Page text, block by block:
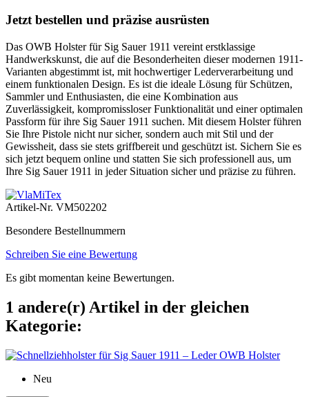
Jetzt bestellen und präzise ausrüsten
Das OWB Holster für Sig Sauer 1911 vereint erstklassige
Handwerkskunst, die auf die Besonderheiten dieser modernen 1911-
Varianten abgestimmt ist, mit hochwertiger Lederverarbeitung und
einem funktionalen Design. Es ist die ideale Lösung für Schützen,
Sammler und Enthusiasten, die eine Kombination aus
Zuverlässigkeit, kompromissloser Funktionalität und einer optimalen
Passform für ihre Sig Sauer 1911 suchen. Mit diesem Holster führen
Sie Ihre Pistole nicht nur sicher, sondern auch mit Stil und der
Gewissheit, dass sie stets griffbereit und geschützt ist. Sichern Sie es
sich jetzt bequem online und statten Sie sich professionell aus, um
Ihre Sig Sauer 1911 in jeder Situation sicher und präzise zu führen.
Artikel-Nr. VM502202
Besondere Bestellnummern
Schreiben Sie eine Bewertung
Es gibt momentan keine Bewertungen.
1 andere(r) Artikel in der gleichen
Kategorie:
Neu